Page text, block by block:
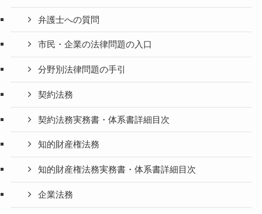
弁護士への質問
市民・企業の法律問題の入口
分野別法律問題の手引
契約法務
契約法務実務書・体系書詳細目次
知的財産権法務
知的財産権法務実務書・体系書詳細目次
企業法務